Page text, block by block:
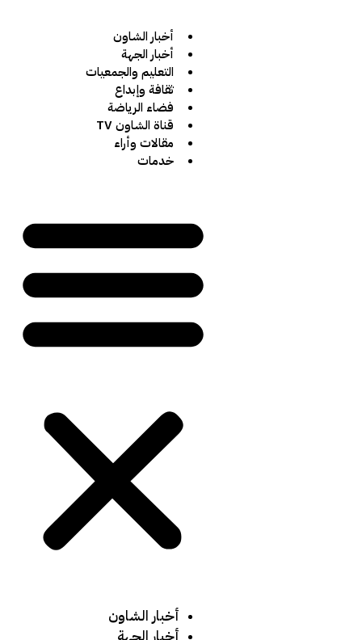
أخبار الشاون
أخبار الجهة
التعليم والجمعيات
ثقافة وإبداع
فضاء الرياضة
قناة الشاون TV
مقالات وأراء
خدمات
أخبار الشاون